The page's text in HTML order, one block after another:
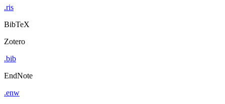
.ris
BibTeX
Zotero
.bib
EndNote
.enw